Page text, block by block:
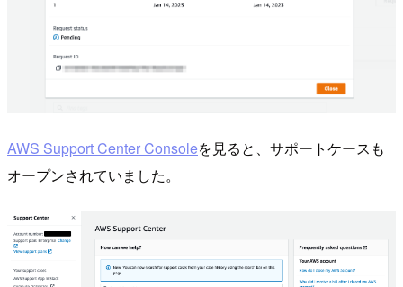
AWS Support Center Consoleを見ると、サポートケースも
オープンされていました。